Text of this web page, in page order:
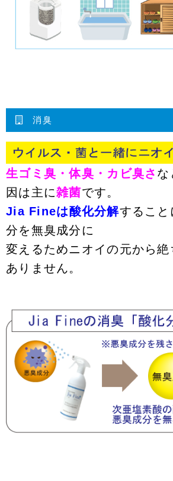
消臭
生ゴミ臭・体臭・カビ臭さ な
因は主に雑菌です。
Jia Fineは酸化分解すること
分を無臭成分に
変えるためニオイの元から
ありません。